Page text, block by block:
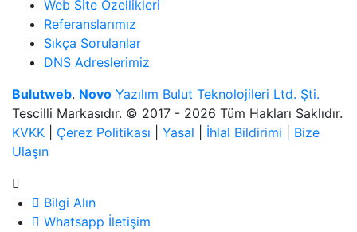
Web Site Özellikleri
Referanslarımız
Sıkça Sorulanlar
DNS Adreslerimiz
Bulutweb. Novo Yazılım Bulut Teknolojileri Ltd. Şti.
Tescilli Markasıdır. © 2017 - 2026 Tüm Hakları Saklıdır.
KVKK
Çerez Politikası Yasal İhlal Bildirimi
Bize
Ulaşın
Bilgi Alın
Whatsapp İletişim